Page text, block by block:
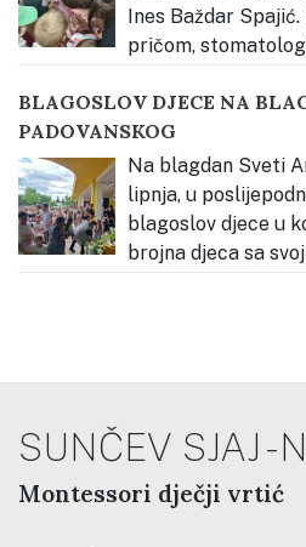
Ines Baždar
pričom,
zube. Djeca su se potom
stomatološkoj stolici i čistili
kako bi vidjeli kako…
BLAGOSLOV DJECE NA
PADOVANSKOG
Na blagdan Sveti
lipnja, u
blagoslov djece u
brojna djeca sa
SUNČEV SJAJ -
Montessori dječji vrtić